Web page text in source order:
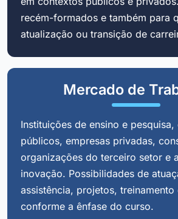
recém-formados e também para
atualização ou transição de
Mercado de
Instituições de ensino e
públicos, empresas privadas,
organizações do terceiro setor e
inovação. Possibilidades de
assistência, projetos, treinamento
conforme a ênfase do curso.